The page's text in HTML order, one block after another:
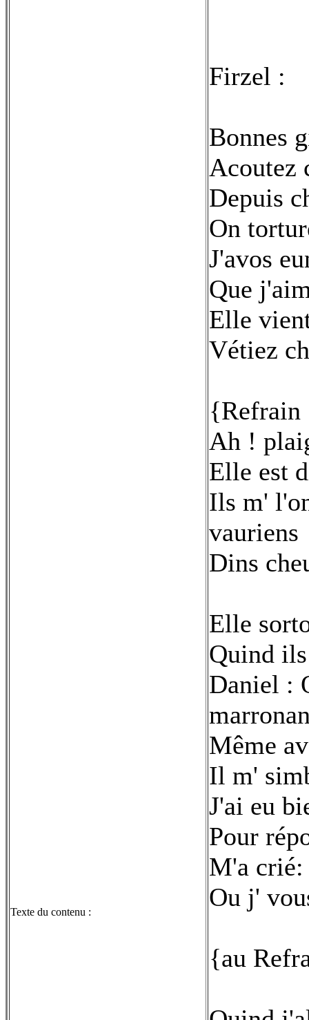
Texte du contenu :
Firzel :
Bonnes
Acoutez
Depuis
On
J'avos
Que
Elle
Vétiez
Ah !
Elle est
Ils m'
vauriens
Dins
Elle
Quind
Daniel :
Même
Il m'
J'ai eu
Pour
M'a crié:
Ou j'
{au